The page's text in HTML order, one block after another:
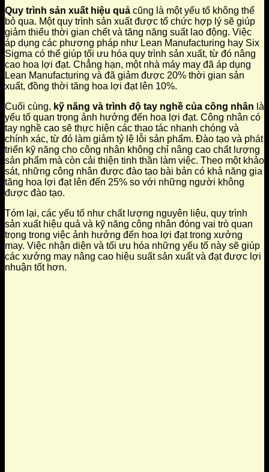
Quy trình sản xuất hiệu quả cũng là một yếu tố không thể
bỏ qua. Một quy trình sản xuất được tổ chức hợp lý sẽ giúp
giảm thiểu thời gian chết và tăng năng suất lao động. Việc
áp dụng các phương pháp như Lean Manufacturing hay Six
Sigma có thể giúp tối ưu hóa quy trình sản xuất, từ đó nâng
cao hoa lợi đạt. Chẳng hạn, một nhà máy may đã áp dụng
Lean Manufacturing và đã giảm được 20% thời gian sản
xuất, đồng thời tăng hoa lợi đạt lên 10%.
Cuối cùng, kỹ năng và trình độ tay nghề của công nhân là
yếu tố quan trọng ảnh hưởng đến hoa lợi đạt. Công nhân có
tay nghề cao sẽ thực hiện các thao tác nhanh chóng và
chính xác, từ đó làm giảm tỷ lệ lỗi sản phẩm. Đào tạo và phát
triển kỹ năng cho công nhân không chỉ nâng cao chất lượng
sản phẩm mà còn cải thiện tinh thần làm việc. Theo một khảo
sát, những công nhân được đào tạo bài bản có khả năng gia
tăng hoa lợi đạt lên đến 25% so với những người không
được đào tạo.
Tóm lại, các yếu tố như chất lượng nguyên liệu, quy trình
sản xuất hiệu quả và kỹ năng công nhân đóng vai trò quan
trọng trong việc ảnh hưởng đến hoa lợi đạt trong xưởng
may. Việc nhận diện và tối ưu hóa những yếu tố này sẽ giúp
các xưởng may nâng cao hiệu suất sản xuất và đạt được lợi
nhuận tốt hơn.